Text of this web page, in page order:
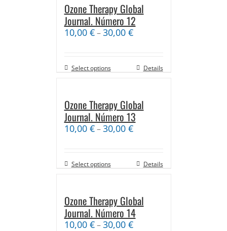
Ozone Therapy Global
Journal. Número 12
10,00 €–30,00 €
Select options Details
Ozone Therapy Global
Journal. Número 13
10,00 €–30,00 €
Select options Details
Ozone Therapy Global
Journal. Número 14
10,00 €–30,00 €